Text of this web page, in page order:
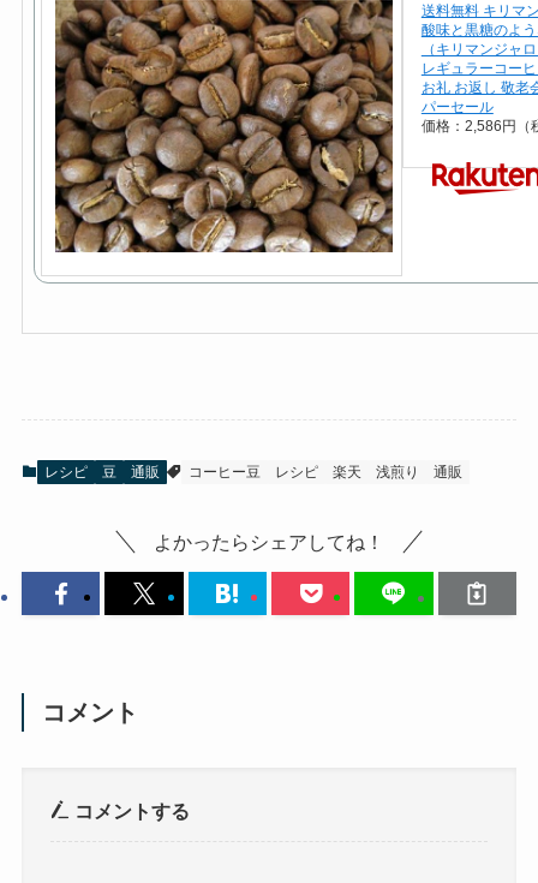
送料無料 キリマ
酸味と黒糖のよ
（キリマンジャ
レギュラーコー
お礼 お返し 敬老
パーセール
価格：2,586円（
レシピ 豆 通販 コーヒー豆 レシピ 楽天 浅煎り 通販
よかったらシェアしてね！
コメント
コメントする